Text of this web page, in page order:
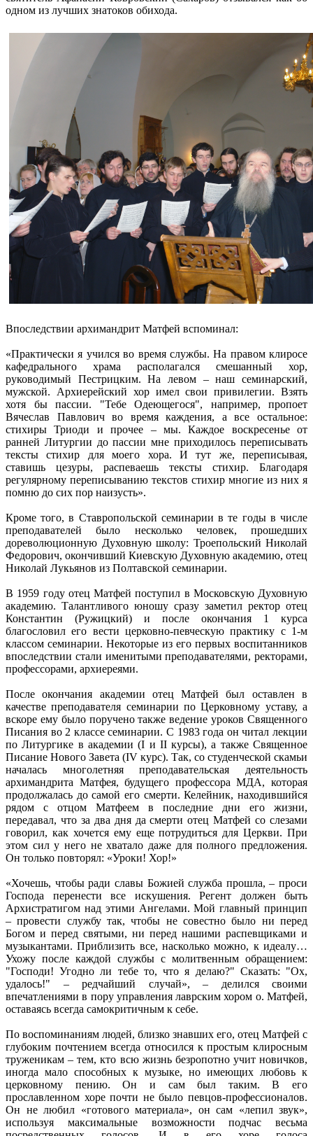
одном из лучших знатоков обихода.
Впоследствии архимандрит Матфей вспоминал:
«Практически я учился во время службы. На правом клиросе
кафедрального храма располагался смешанный хор,
руководимый Пестрицким. На левом – наш семинарский,
мужской. Архиерейский хор имел свои привилегии. Взять
хотя бы пассии. "Тебе Одеющегося", например, пропоет
Вячеслав Павлович во время каждения, а все остальное:
стихиры Триоди и прочее – мы. Каждое воскресенье от
ранней Литургии до пассии мне приходилось переписывать
тексты стихир для моего хора. И тут же, переписывая,
ставишь цезуры, распеваешь тексты стихир. Благодаря
регулярному переписыванию текстов стихир многие из них я
помню до сих пор наизусть».
Кроме того, в Ставропольской семинарии в те годы в числе
преподавателей было несколько человек, прошедших
дореволюционную Духовную школу: Троепольский Николай
Федорович, окончивший Киевскую Духовную академию, отец
Николай Лукьянов из Полтавской семинарии.
В 1959 году отец Матфей поступил в Московскую Духовную
академию. Талантливого юношу сразу заметил ректор отец
Константин (Ружицкий) и после окончания 1 курса
благословил его вести церковно-певческую практику с 1-м
классом семинарии. Некоторые из его первых воспитанников
впоследствии стали именитыми преподавателями, ректорами,
профессорами, архиереями.
После окончания академии отец Матфей был оставлен в
качестве преподавателя семинарии по Церковному уставу, а
вскоре ему было поручено также ведение уроков Священного
Писания во 2 классе семинарии. С 1983 года он читал лекции
по Литургике в академии (I и II курсы), а также Священное
Писание Нового Завета (IV курс). Так, со студенческой скамьи
началась многолетняя преподавательская деятельность
архимандрита Матфея, будущего профессора МДА, которая
продолжалась до самой его смерти. Келейник, находившийся
рядом с отцом Матфеем в последние дни его жизни,
передавал, что за два дня да смерти отец Матфей со слезами
говорил, как хочется ему еще потрудиться для Церкви. При
этом сил у него не хватало даже для полного предложения.
Он только повторял: «Уроки! Хор!»
«Хочешь, чтобы ради славы Божией служба прошла, – проси
Господа перенести все искушения. Регент должен быть
Архистратигом над этими Ангелами. Мой главный принцип
– провести службу так, чтобы не совестно было ни перед
Богом и перед святыми, ни перед нашими распевщиками и
музыкантами. Приблизить все, насколько можно, к идеалу…
Ухожу после каждой службы с молитвенным обращением:
"Господи! Угодно ли тебе то, что я делаю?" Сказать: "Ох,
удалось!" – редчайший случай», – делился своими
впечатлениями в пору управления лаврским хором о. Матфей,
оставаясь всегда самокритичным к себе.
По воспоминаниям людей, близко знавших его, отец Матфей с
глубоким почтением всегда относился к простым клиросным
труженикам – тем, кто всю жизнь безропотно учит новичков,
иногда мало способных к музыке, но имеющих любовь к
церковному пению. Он и сам был таким. В его
прославленном хоре почти не было певцов-профессионалов.
Он не любил «готового материала», он сам «лепил звук»,
используя максимальные возможности подчас весьма